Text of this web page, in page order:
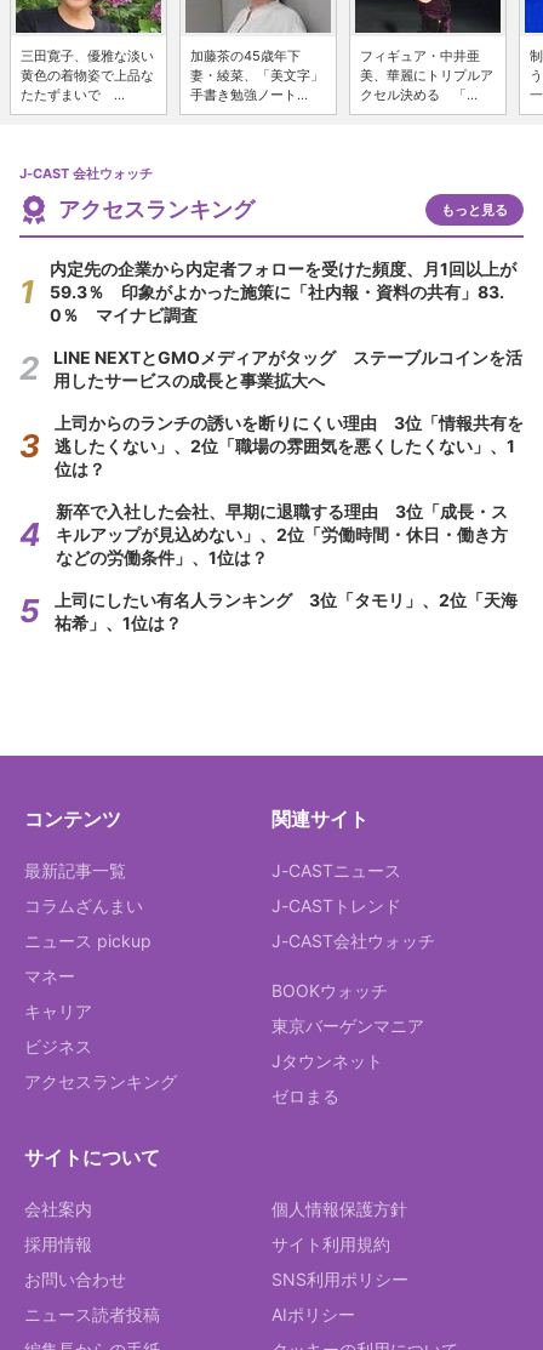
三田寛子、優雅な淡い
黄色の着物姿で上品な
たたずまいで ...
加藤茶の45歳年下
妻・綾菜、「美文字」
手書き勉強ノート...
フィギュア・中井亜
美、華麗にトリプルア
クセル決める 「...
J-CAST 会社ウォッチ
アクセスランキング もっと見る
内定先の企業から内定者フォローを受けた頻度、月1回以上が
59.3％ 印象がよかった施策に「社内報・資料の共有」83.
0％ マイナビ調査
LINE NEXTとGMOメディアがタッグ ステーブルコインを活
用したサービスの成長と事業拡大へ
上司からのランチの誘いを断りにくい理由 3位「情報共有を
逃したくない」、2位「職場の雰囲気を悪くしたくない」、1
位は？
新卒で入社した会社、早期に退職する理由 3位「成長・ス
キルアップが見込めない」、2位「労働時間・休日・働き方
などの労働条件」、1位は？
上司にしたい有名人ランキング 3位「タモリ」、2位「天海
祐希」、1位は？
コンテンツ
最新記事一覧
コラムざんまい
ニュース pickup
マネー
キャリア
ビジネス
アクセスランキング
関連サイト
J-CASTニュース
J-CASTトレンド
J-CAST会社ウォッチ
BOOKウォッチ
東京バーゲンマニア
Jタウンネット
ゼロまる
サイトについて
会社案内
採用情報
お問い合わせ
ニュース読者投稿
個人情報保護方針
サイト利用規約
SNS利用ポリシー
AIポリシー